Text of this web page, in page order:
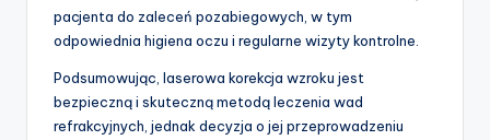
pacjenta do zaleceń pozabiegowych, w tym
odpowiednia higiena oczu i regularne wizyty kontrolne.
Podsumowując, laserowa korekcja wzroku jest
bezpieczną i skuteczną metodą leczenia wad
refrakcyjnych, jednak decyzja o jej przeprowadzeniu